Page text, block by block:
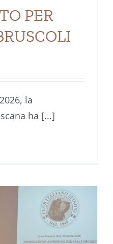
PER
la
ha [...]